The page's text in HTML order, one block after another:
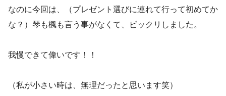
なのに今回は、（プレゼント選びに連れて行って初めてか
な？）琴も楓も言う事がなくて、ビックリしました。
我慢できて偉いです！！
（私が小さい時は、無理だったと思います笑）